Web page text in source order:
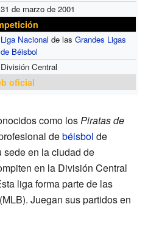
31 de marzo de 2001
Liga Nacional de las Grandes Ligas
de Béisbol
División Central
oficial
como losPiratas de
debéisbol de
sede en la ciudad de
en la División Central
liga forma parte de las
(MLB). Juegan sus partidos en